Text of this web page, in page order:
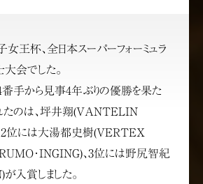
女王杯、全日本スーパーフォーミュラ
会でした。
番手から見事4年ぶりの優勝を果た
たのは、坪井翔(VANTELIN
位には大湯都史樹(VERTEX
･INGING)、3位には野尻智紀
入賞しました。